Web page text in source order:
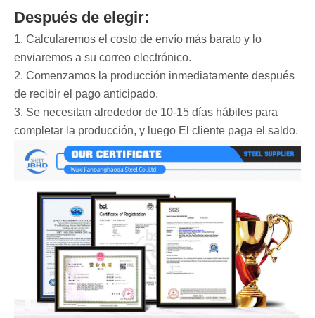
Después de elegir:
1. Calcularemos el costo de envío más barato y lo
enviaremos a su correo electrónico.
2. Comenzamos la producción inmediatamente después
de recibir el pago anticipado.
3. Se necesitan alrededor de 10-15 días hábiles para
completar la producción, y luego El cliente paga el saldo.